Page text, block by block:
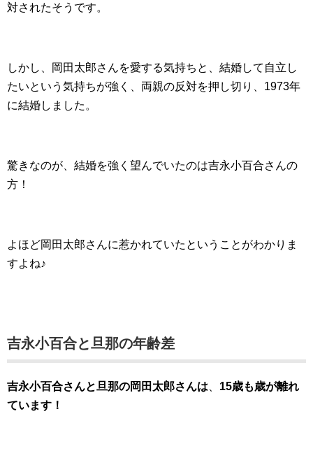
対されたそうです。
しかし、岡田太郎さんを愛する気持ちと、結婚して自立し
たいという気持ちが強く、両親の反対を押し切り、1973年
に結婚しました。
驚きなのが、結婚を強く望んでいたのは吉永小百合さんの
方！
よほど岡田太郎さんに惹かれていたということがわかりま
すよね♪
吉永小百合と旦那の年齢差
吉永小百合さんと旦那の岡田太郎さんは
15歳も歳が離れ
ています！